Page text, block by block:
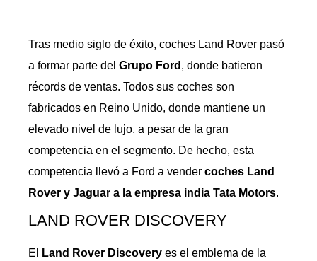
Tras medio siglo de éxito, coches Land Rover pasó
a formar parte del Grupo Ford , donde batieron
récords de ventas. Todos sus coches son
fabricados en Reino Unido, donde mantiene un
elevado nivel de lujo, a pesar de la gran
competencia en el segmento. De hecho, esta
competencia llevó a Ford a vender coches Land
Rover y Jaguar a la empresa india Tata Motors.
LAND ROVER DISCOVERY
El Land Rover Discovery es el emblema de la